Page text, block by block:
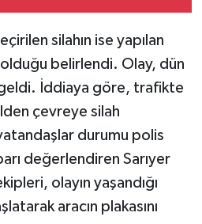
silahın ise yapılan
belirlendi. Olay, dün
geldi. İddiaya göre, trafikte
çevreye silah
durumu polis
değerlendiren Sarıyer
olayın yaşandığı
aracın plakasını